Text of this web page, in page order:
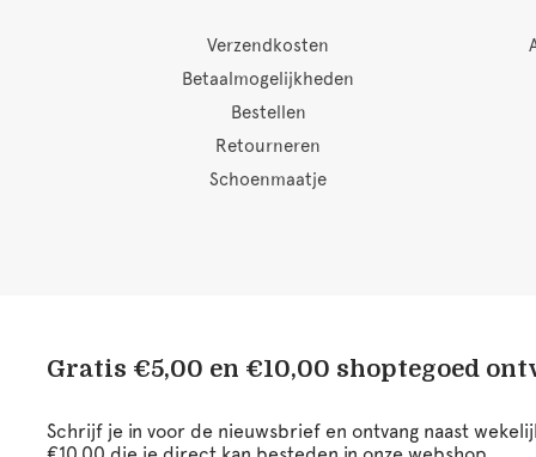
Verzendkosten
Betaalmogelijkheden
Bestellen
Retourneren
Schoenmaatje
Gratis €5,00 en €10,00 shoptegoed
Schrijf je in voor de nieuwsbrief en ontvang naast